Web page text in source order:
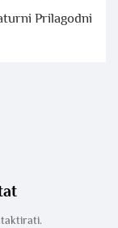
Prilagodni